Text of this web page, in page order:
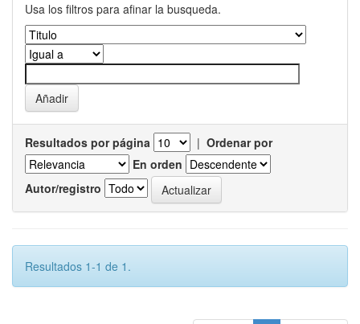
Usa los filtros para afinar la busqueda.
Resultados por página | Ordenar por
En orden
Autor/registro
Resultados 1-1 de 1.